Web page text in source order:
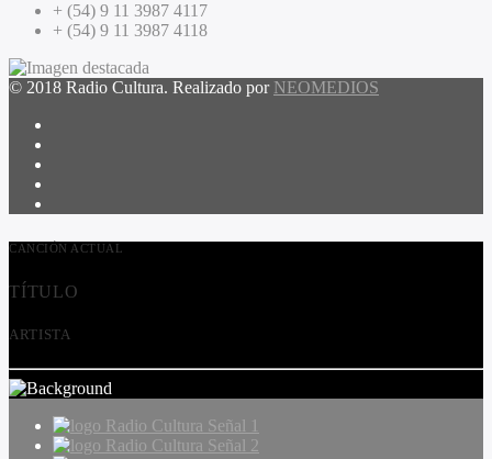
+ (54) 9 11 3987 4117
+ (54) 9 11 3987 4118
© 2018 Radio Cultura. Realizado por NEOMEDIOS
CANCIÓN ACTUAL
TÍTULO
ARTISTA
Radio Cultura Señal 1
Radio Cultura Señal 2